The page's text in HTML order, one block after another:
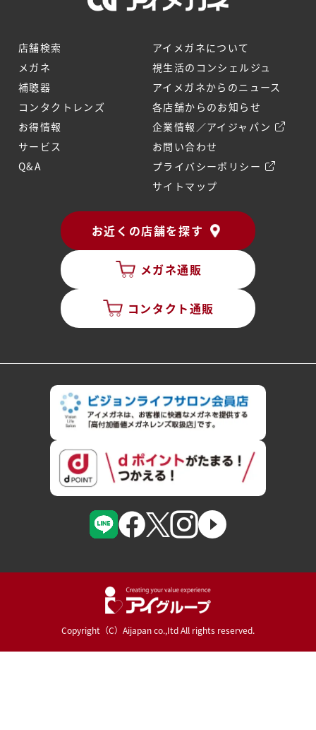
店舗検索
メガネ
補聴器
コンタクトレンズ
お得情報
サービス
Q&A
アイメガネについて
視生活のコンシェルジュ
アイメガネからのニュース
各店舗からのお知らせ
企業情報／アイジャパン
お問い合わせ
プライバシーポリシー
サイトマップ
お近くの店舗を探す
メガネ通販
コンタクト通販
Copyright（C）Aijapan co.,Itd All rights reserved.